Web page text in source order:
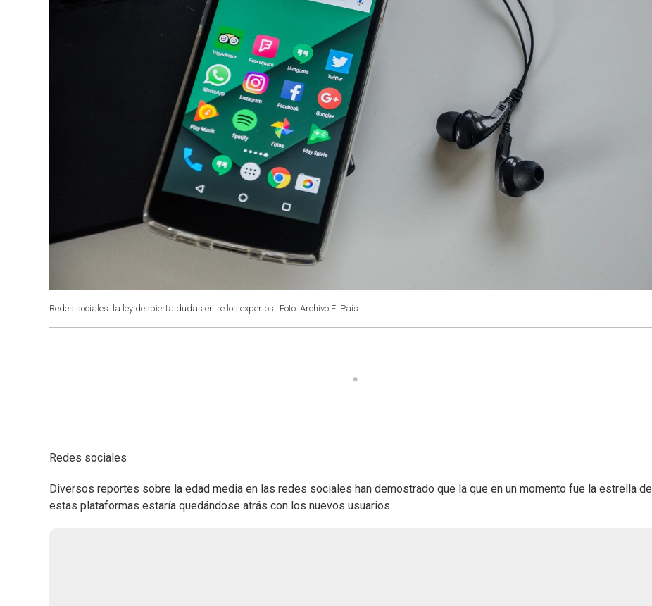
Redes sociales: la ley despierta dudas entre los expertos. Foto: Archivo El País
Redes sociales
Diversos reportes sobre la edad media en las redes sociales han demostrado que la que en un momento fue la estrella de
estas plataformas estaría quedándose atrás con los nuevos usuarios.